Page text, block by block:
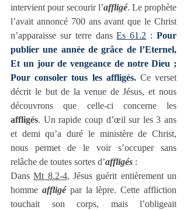
intervient pour secourir l’affligé. Le prophète
l’avait annoncé 700 ans avant que le Christ
n’apparaisse sur terre dans Es 61.2 : Pour
publier une année de grâce de l’Eternel,
Et un jour de vengeance de notre Dieu ;
Pour consoler tous les affligés. Ce verset
décrit le but de la venue de Jésus, et nous
affligés. Un rapide coup d’œil sur les 3 ans
et demi qu’a duré le ministère de Christ,
nous permet de le voir s’occuper sans
relâche de toutes sortes d’affligés :
Dans Mt 8.2-4, Jésus guérit entièrement un
homme affligé par la lèpre. Cette affliction
touchait son corps, mais l’obligeait